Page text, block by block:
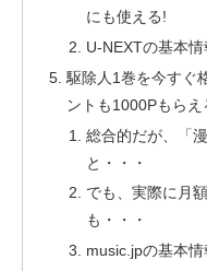
にも使える!
U-NEXTの基本情
駆除人1巻を今すぐ
ントも1000Pもらえ
総合的だが、「
と・・・
でも、実際に月
も・・・
music.jpの基本情